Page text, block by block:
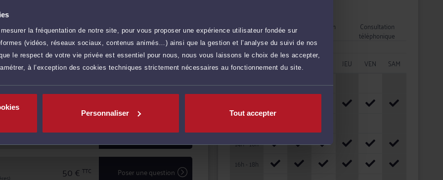
la fréquentation de notre site, pour vous proposer une expérience utilisateur fondée sur
(vidéos, réseaux sociaux, contenus animés…) ainsi que la gestion et l’analyse du suivi de nos
le respect de votre vie privée est essentiel pour nous, nous vous laissons le choix de les accepter,
à l’exception des cookies techniques strictement nécessaires au fonctionnement du site.
Personnaliser Tout accepter
à l'écoute et au dialogue, et vous aide à faire valoir
plus
125 € TTC Prendre RDV
125 €TTC Prendre RDV
35 €TTC Demander un rappel
50 € TTC Poser une question
Rendez-vous
cabinet
Consultation Consultation
téléphonique
HORAIRES LUN MAR JEU VEN
SAM
08h - 10h
14h - 16h
16h - 18h